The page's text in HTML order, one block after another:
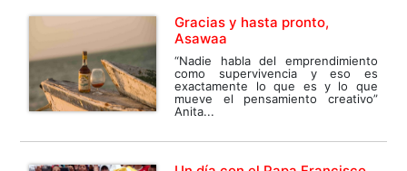
Gracias y hasta pronto,
Asawaa
“Nadie habla del emprendimiento
como supervivencia y eso es
exactamente lo que es y lo que
mueve el pensamiento creativo”
Anita...